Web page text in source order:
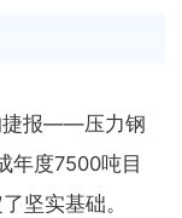
捷报——压力钢
年度7500吨目
坚实基础。